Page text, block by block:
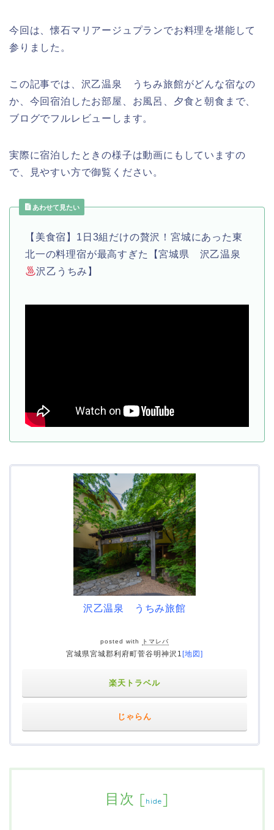
今回は、懐石マリアージュプランでお料理を堪能して
参りました。
この記事では、沢乙温泉 うちみ旅館がどんな宿なの
か、今回宿泊したお部屋、お風呂、夕食と朝食まで、
ブログでフルレビューします。
実際に宿泊したときの様子は動画にもしていますの
で、見やすい方で御覧ください。
あわせて見たい
【美食宿】1日3組だけの贅沢！宮城にあった東
北一の料理宿が最高すぎた【宮城県 沢乙温泉
沢乙うちみ】
沢乙温泉 うちみ旅館
posted with トマレバ
宮城県宮城郡利府町菅谷明神沢1 [地図]
楽天トラベル
じゃらん
目次 [hide]